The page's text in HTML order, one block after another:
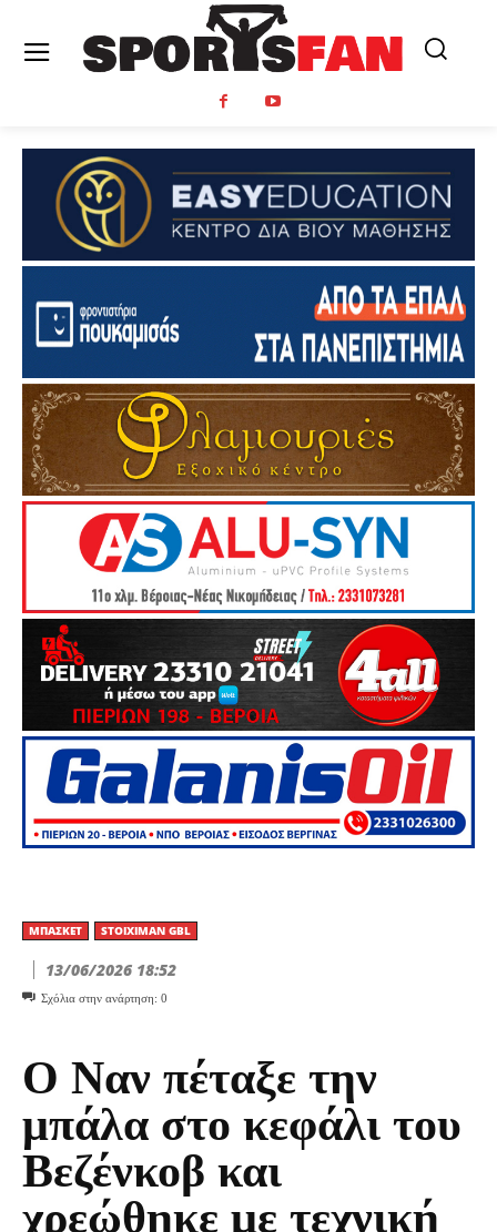
ΜΠΆΣΚΕΤ STOIXIMAN GBL
13/06/2026 18:52
Σχόλια στην ανάρτηση: 0
Ο Ναν πέταξε την
μπάλα στο κεφάλι του
Βεζένκοβ και
χρεώθηκε με τεχνική